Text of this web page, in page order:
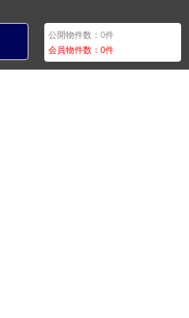
公開物件数：0件
会員物件数：0件